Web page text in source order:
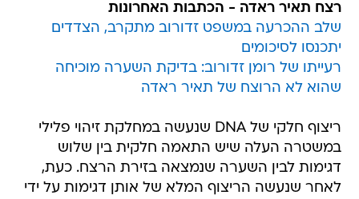
רצח תאיר ראדה - הכתבות האחרונות
שלב ההכרעה במשפט זדורוב מתקרב, הצדדים
יתכנסו לסיכומים
רעייתו של רומן זדורוב: בדיקת השערה מוכיחה
שהוא לא הרוצח של תאיר ראדה
ריצוף חלקי של DNA שנעשה במחלקת זיהוי פלילי
במשטרה העלה שיש התאמה חלקית בין שלוש
דגימות לבין השערה שנמצאה בזירת הרצח. כעת,
לאחר שנעשה הריצוף המלא של אותן דגימות על ידי